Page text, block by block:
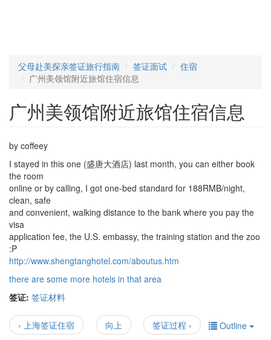
父母赴美探亲签证旅行指南 签证面试
住宿
广州美领馆附近旅馆住宿信息
广州美领馆附近旅馆住宿信息
by coffeey
I stayed in this one (盛唐大酒店) last month, you can either book
the room
online or by calling, I got one-bed standard for 188RMB/night,
clean, safe
and convenient, walking distance to the bank where you pay the
visa
application fee, the U.S. embassy, the training station and the zoo
:P
http://www.shengtanghotel.com/aboutus.htm
there are some more hotels in that area
签证: 签证材料
Outline
‹ 上海签证住宿 向上 签证过程 ›